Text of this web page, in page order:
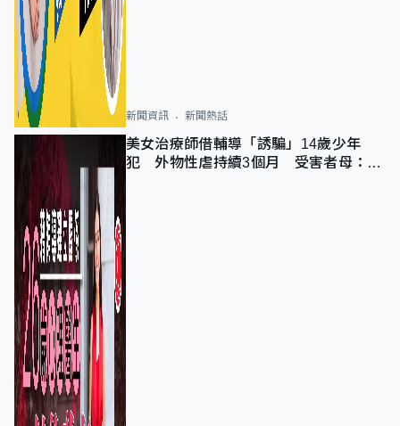
新聞資訊 新聞熱話
美女治療師借輔導「誘騙」14歲少年
犯 外物性虐持續3個月 受害者母：要